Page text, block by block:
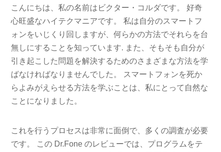
こんにちは、私の名前はビクター・コルダです。 好奇
心旺盛なハイテクマニアです。 私は自分のスマートフ
ォンをいじくり回しますが、何らかの方法でそれらを台
無しにすることを知っています. また、そもそも自分が
引き起こした問題を解決するためのさまざまな方法を学
ばなければなりませんでした。 スマートフォンを死か
らよみがえらせる方法を学ぶことは、私にとって自然な
ことになりました。
これを行うプロセスは非常に面倒で、多くの調査が必要
です。 この Dr.Fone のレビューでは、プログラムをテ